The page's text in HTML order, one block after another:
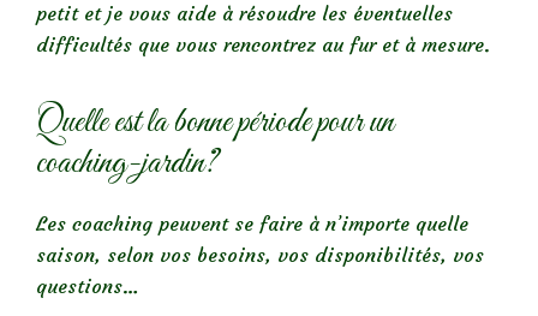
petit et je vous aide à résoudre les éventuelles
difficultés que vous rencontrez au fur et à mesure.
Quelle est la bonne période pour un
coaching-jardin?
Les coaching peuvent se faire à n’importe quelle
saison, selon vos besoins, vos disponibilités, vos
questions…